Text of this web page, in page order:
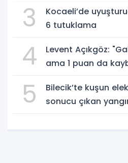
3
Kocaeli’de
6 tutuklama
4
Levent Açıkgöz:
ama 1 puan da
5
Bilecik’te kuşun
sonucu çıkan